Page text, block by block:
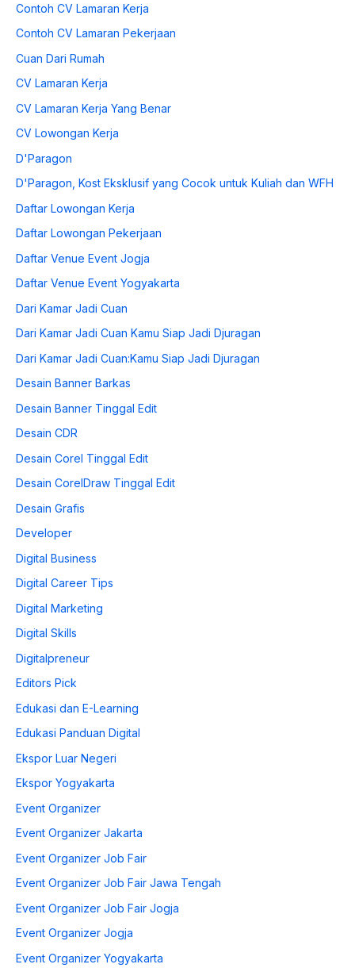
Contoh CV Lamaran Kerja
Contoh CV Lamaran Pekerjaan
Cuan Dari Rumah
CV Lamaran Kerja
CV Lamaran Kerja Yang Benar
CV Lowongan Kerja
D'Paragon
D'Paragon, Kost Eksklusif yang Cocok untuk Kuliah dan WFH
Daftar Lowongan Kerja
Daftar Lowongan Pekerjaan
Daftar Venue Event Jogja
Daftar Venue Event Yogyakarta
Dari Kamar Jadi Cuan
Dari Kamar Jadi Cuan Kamu Siap Jadi Djuragan
Dari Kamar Jadi Cuan:Kamu Siap Jadi Djuragan
Desain Banner Barkas
Desain Banner Tinggal Edit
Desain CDR
Desain Corel Tinggal Edit
Desain CorelDraw Tinggal Edit
Desain Grafis
Developer
Digital Business
Digital Career Tips
Digital Marketing
Digital Skills
Digitalpreneur
Editors Pick
Edukasi dan E-Learning
Edukasi Panduan Digital
Ekspor Luar Negeri
Ekspor Yogyakarta
Event Organizer
Event Organizer Jakarta
Event Organizer Job Fair
Event Organizer Job Fair Jawa Tengah
Event Organizer Job Fair Jogja
Event Organizer Jogja
Event Organizer Yogyakarta